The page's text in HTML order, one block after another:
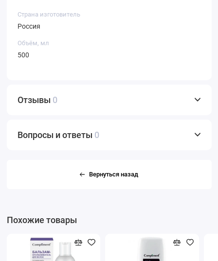
Страна изготовитель
Россия
Объём, мл
500
Отзывы 0
Вопросы и ответы 0
Вернуться назад
Похожие товары